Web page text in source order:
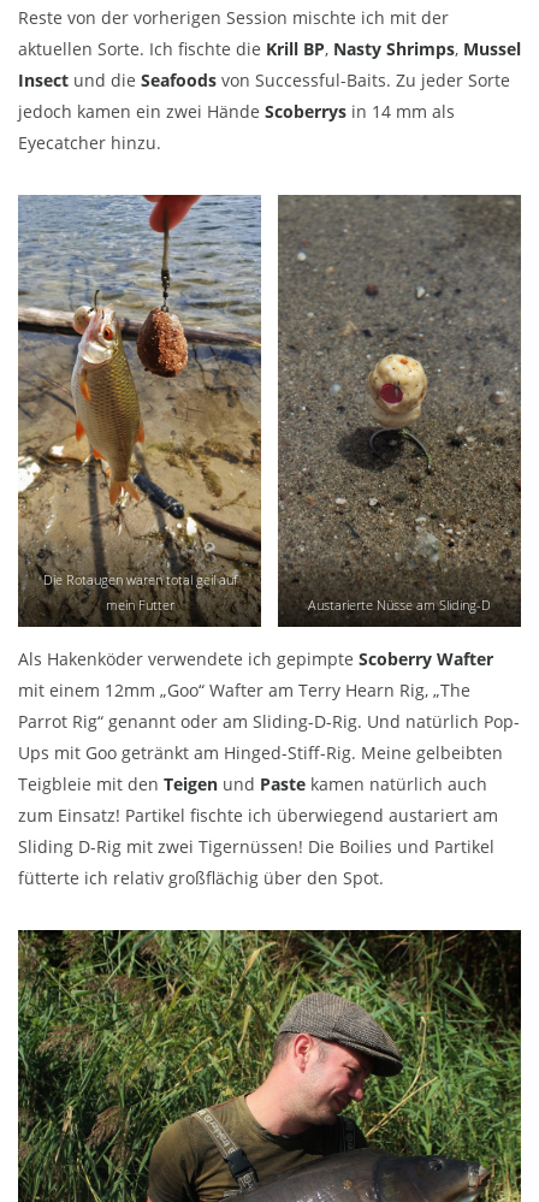
Reste von der vorherigen Session mischte ich mit der
aktuellen Sorte. Ich fischte die Krill BP, Nasty Shrimps, Mussel
Insect und die Seafoods von Successful-Baits. Zu jeder Sorte
jedoch kamen ein zwei Hände Scoberrys in 14 mm als
Eyecatcher hinzu.
Die Rotaugen waren total geil auf
mein Futter
Austarierte Nüsse am Sliding-D
Als Hakenköder verwendete ich gepimpte Scoberry Wafter
mit einem 12mm „Goo“ Wafter am Terry Hearn Rig, „The
Parrot Rig“ genannt oder am Sliding-D-Rig. Und natürlich Pop-
Ups mit Goo getränkt am Hinged-Stiff-Rig. Meine gelbeibten
Teigbleie mit den Teigen und Paste kamen natürlich auch
zum Einsatz! Partikel fischte ich überwiegend austariert am
Sliding D-Rig mit zwei Tigernüssen! Die Boilies und Partikel
fütterte ich relativ großflächig über den Spot.